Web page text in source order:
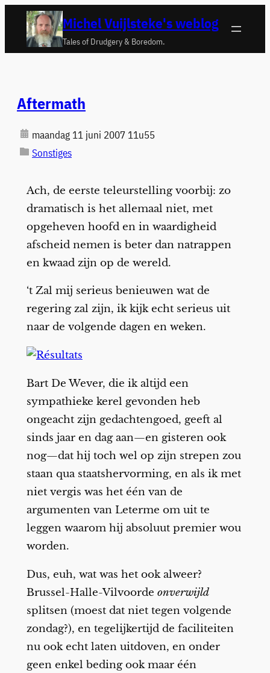
naar
Michel Vuijlsteke's weblog
Tales of Drudgery & Boredom.
Aftermath
maandag 11 juni 2007 11u55
Sonstiges
Ach, de eerste teleurstelling voorbij: zo
dramatisch is het allemaal niet, met
opgeheven hoofd en in waardigheid
afscheid nemen is beter dan natrappen
en kwaad zijn op de wereld.
‘t Zal mij serieus benieuwen wat de
regering zal zijn, ik kijk echt serieus uit
naar de volgende dagen en weken.
Bart De Wever, die ik altijd een
sympathieke kerel gevonden heb
ongeacht zijn gedachtengoed, geeft al
sinds jaar en dag aan—en gisteren ook
nog—dat hij toch wel op zijn strepen zou
staan qua staatshervorming, en als ik met
niet vergis was het één van de
argumenten van Leterme om uit te
leggen waarom hij absoluut premier wou
worden.
Dus, euh, wat was het ook alweer?
Brussel-Halle-Vilvoorde onverwijld
splitsen (moest dat niet tegen volgende
zondag?), en tegelijkertijd de faciliteiten
nu ook echt laten uitdoven, en onder
geen enkel beding ook maar één